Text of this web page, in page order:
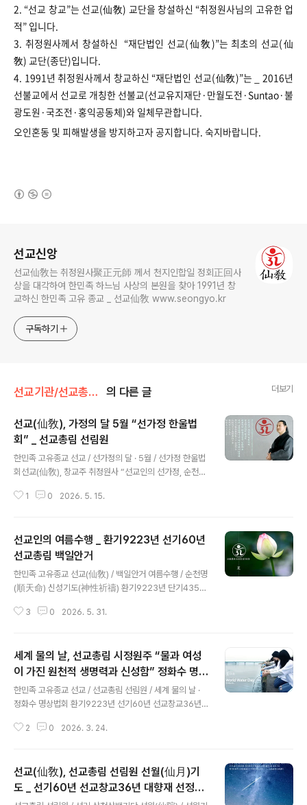
2. “선교 창교”는 선교(仙敎) 교단을 창설하신 “취정원사님의 고유한 업
적” 입니다.
3. 취정원사께서 창설하신 “재단법인 선교(仙敎)”는 최초의 선교(仙
敎) 교단(종단)입니다.
4. 1991년 취정원사께서 창교하신 “재단법인 선교(仙敎)”는 _ 2016년
선불교에서 선교로 개칭한 선불교(선교유지재단·만월도전·Suntao·불
광도원·국조전·홍익공동체)와 일체무관합니다.
오인혼동 및 피해발생을 방지하고자 공지합니다. 숙지바랍니다.
선교신앙
선교仙敎는 취정원사聚正元師 께서 천지인합일 정회正回사
상을 대각하여 한민족 하느님 사상의 본원을 찾아 1991년 창
교하신 한민족 고유 종교 _ 선교仙敎 www.seongyo.kr
구독하기
선교기관/선교총림선림원 의 다른 글 더보기
선교(仙敎), 가정의 달 5월 “선가정 한울법
회” _ 선교총림 선림원
한민족 고유종교 선교 / 선가정의 달 · 5월 / 선가정 한울법
회선교(仙敎), 창교주 취정원사 “선교인의 선가정, 순천명
359년 2026년 선교창교36년 5월 · 선가정의 달 재단법
의 선가정” 법문 [선교중앙종무원] www.seongyo.kr 2
026년 창교 35주년을 맞은 한민족 고유종교 선교(仙敎)
는 선교종단 재단법인 선교(財團法人仙敎) 주최, 선교총
림 선림원(仙敎叢林仙林院) 주관으로 “5월 15일 가정
의 날”을 맞아 “선가정 한울법회”를 개최하고, “순천명(順
天命)으로 이루는 선교인의 선가정”을 주제로 창교주 취
1 0 2026. 5. 15.
선교인의 여름수행 _ 환기9223년 선기60년
선교총림 백일안거
한민족 고유종교 선교(仙敎) / 백일안거 여름수행 / 순천명
(順天命) 신성기도(神性祈禱) 환기9223년 단기4359
거 신성기도(夏季百日安居神性祈禱) 초재일初齋日 2
오년(丙午年) 백일안거(百日安居) 교유문(敎喩文)」※
선교 정기간행물 “仙敎” 특별호 『정화수기도』 - 선교총림
시정원주님 [선교의례집] 1권 환기 9223년 병오년, 선교
(仙敎) 교단의 백일안거 여름수행은 재단법인 선교에서 반
거(百日安居) 교유문(敎喩文)」과 선교 정기간행물 “仙
3 0 2026. 5. 31.
세계 물의 날, 선교총림 시정원주 “물과 여성
이 가진 원천적 생명력과 신성함” 정화수 명상
법회 집전
한민족 고유종교 선교 / 선교총림 선림원 / 세계 물의 날 ·
정화수 명상법회 환기9223년 선기60년 선교창교36년
시정원주 주재로 “춘분 산천재”와 “세계 물의 날” 산천법
고유종교(韓民族固有宗敎) 재단법인 선교(仙敎)와 선
교총림 선림원(仙敎叢林仙林院)은 3월 22일 “세계 물
의 날(World Water Day)”을 맞아 ‘춘분(春分)절기 수호
2 0 2026. 3. 24.
선교(仙敎), 선교총림 선림원 선월(仙月)기
도 _ 선기60년 선교창교36년 대향재 선정